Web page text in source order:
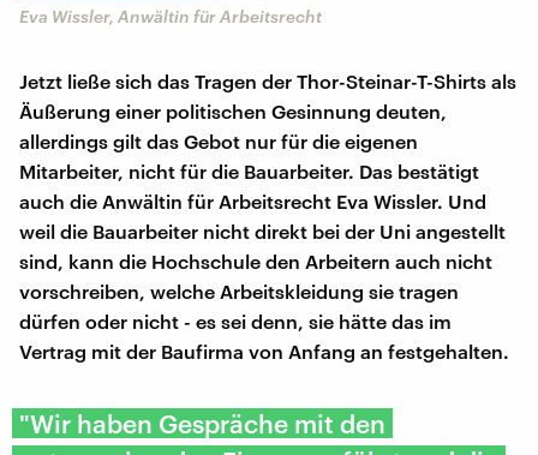
Eva Wissler, Anwältin für Arbeitsrecht
Jetzt ließe sich das Tragen der Thor-Steinar-T-Shirts als
Äußerung einer politischen Gesinnung deuten,
allerdings gilt das Gebot nur für die eigenen
Mitarbeiter, nicht für die Bauarbeiter. Das bestätigt
auch die Anwältin für Arbeitsrecht Eva Wissler. Und
weil die Bauarbeiter nicht direkt bei der Uni angestellt
sind, kann die Hochschule den Arbeitern auch nicht
vorschreiben, welche Arbeitskleidung sie tragen
dürfen oder nicht - es sei denn, sie hätte das im
Vertrag mit der Baufirma von Anfang an festgehalten.
"Wir haben Gespräche mit den